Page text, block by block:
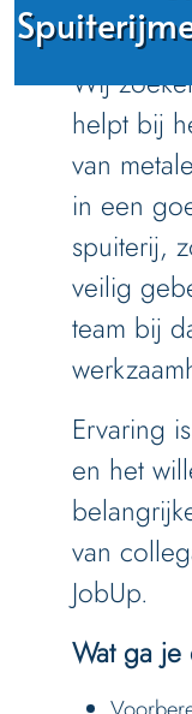
je aan de
Wij
helpt bij
van
in een
spuiterij,
veilig
team bij
Ervaring
en het
van
JobUp.
Wat ga